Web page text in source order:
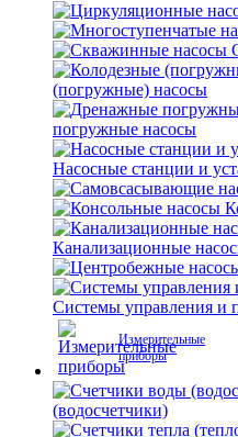
(погружные) насосы
погружные насосы
Насосные станции и
Канализационные
Системы управления и
Измерительные
приборы
(водосчетчики)